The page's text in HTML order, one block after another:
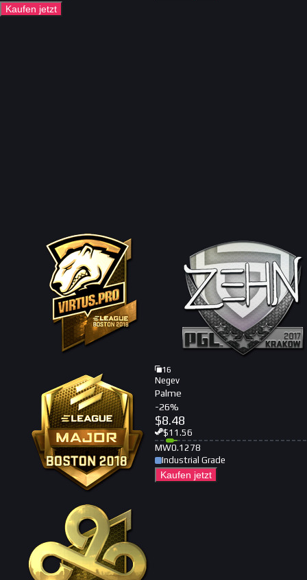
Kaufen jetzt
16
Negev
Palme
-26%
$8.48
$11.56
MW0.1278
Industrial Grade
Kaufen jetzt